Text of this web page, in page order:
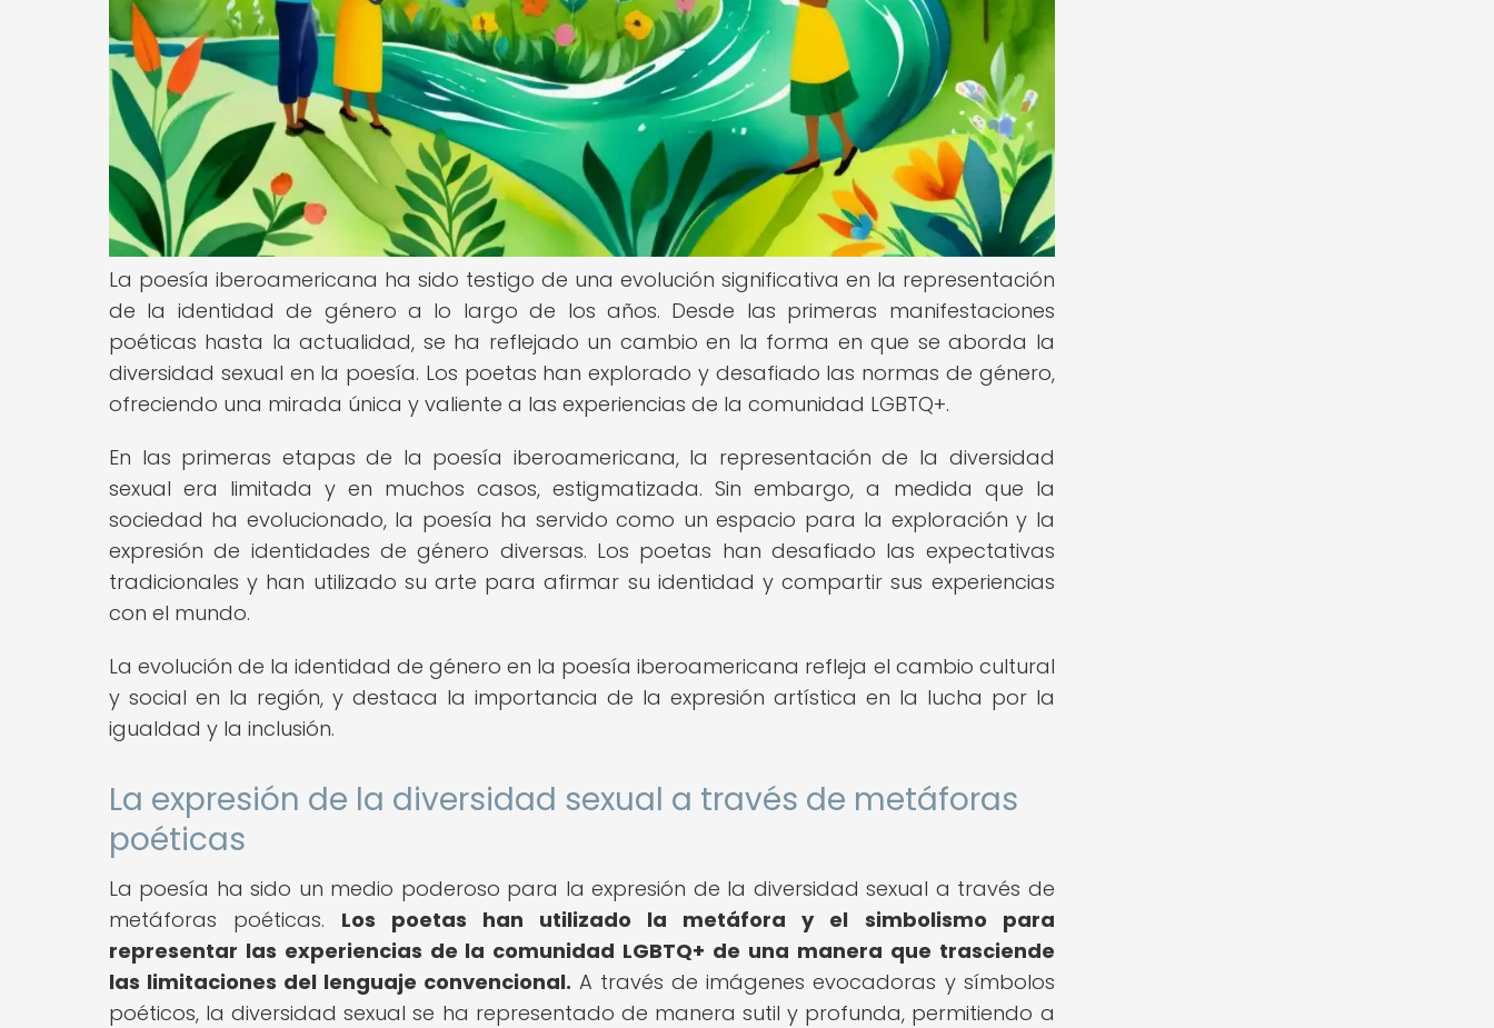
La poesía iberoamericana ha sido testigo de una evolución significativa en la representación
de la identidad de género a lo largo de los años. Desde las primeras manifestaciones
poéticas hasta la actualidad, se ha reflejado un cambio en la forma en que se aborda la
diversidad sexual en la poesía. Los poetas han explorado y desafiado las normas de género,
ofreciendo una mirada única y valiente a las experiencias de la comunidad LGBTQ+.
En las primeras etapas de la poesía iberoamericana, la representación de la diversidad
sexual era limitada y en muchos casos, estigmatizada. Sin embargo, a medida que la
sociedad ha evolucionado, la poesía ha servido como un espacio para la exploración y la
expresión de identidades de género diversas. Los poetas han desafiado las expectativas
tradicionales y han utilizado su arte para afirmar su identidad y compartir sus experiencias
con el mundo.
La evolución de la identidad de género en la poesía iberoamericana refleja el cambio cultural
y social en la región, y destaca la importancia de la expresión artística en la lucha por la
igualdad y la inclusión.
La expresión de la diversidad sexual a través de metáforas
poéticas
La poesía ha sido un medio poderoso para la expresión de la diversidad sexual a través de
metáforas poéticas. Los poetas han utilizado la metáfora y el simbolismo para
representar las experiencias de la comunidad LGBTQ+ de una manera que trasciende
las limitaciones del lenguaje convencional. A través de imágenes evocadoras y símbolos
poéticos, la diversidad sexual se ha representado de manera sutil y profunda, permitiendo a